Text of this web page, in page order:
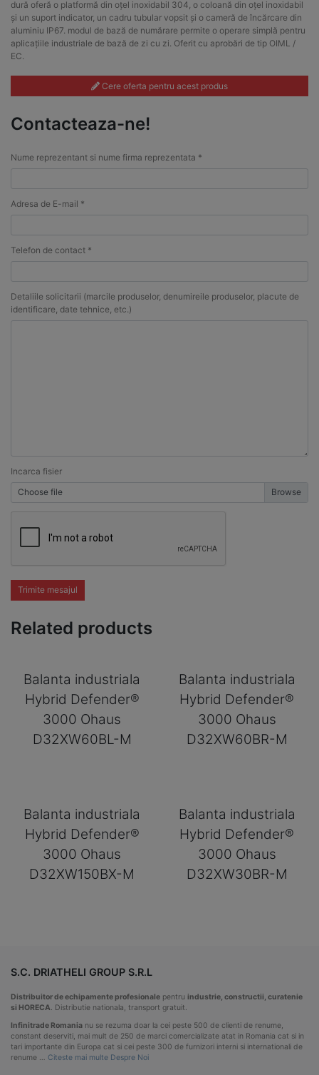
dură oferă o platformă din oțel inoxidabil 304, o coloană din oțel inoxidabil
și un suport indicator, un cadru tubular vopsit și o cameră de încărcare din
aluminiu IP67. modul de bază de numărare permite o operare simplă pentru
aplicațiile industriale de bază de zi cu zi. Oferit cu aprobări de tip OIML /
EC.
Cere oferta pentru acest produs
Contacteaza-ne!
Nume reprezentant si nume firma reprezentata *
Adresa de E-mail *
Telefon de contact *
Detaliile solicitarii (marcile produselor, denumireile produselor, placute de
identificare, date tehnice, etc.)
Incarca fisier
Choose file
Trimite mesajul
Related products
Balanta industriala
Hybrid Defender®
3000 Ohaus
D32XW60BL-M
Balanta industriala
Hybrid Defender®
3000 Ohaus
D32XW60BR-M
Balanta industriala
Hybrid Defender®
3000 Ohaus
D32XW150BX-M
Balanta industriala
Hybrid Defender®
3000 Ohaus
D32XW30BR-M
S.C. DRIATHELI GROUP S.R.L
Distribuitor de echipamente profesionale pentru industrie, constructii, curatenie
si HORECA . Distributie nationala, transport gratuit.
Infinitrade Romania nu se rezuma doar la cei peste 500 de clienti de renume,
constant deserviti, mai mult de 250 de marci comercializate atat in Romania cat si in
tari importante din Europa cat si cei peste 300 de furnizori interni si internationali de
renume … Citeste mai multe Despre Noi